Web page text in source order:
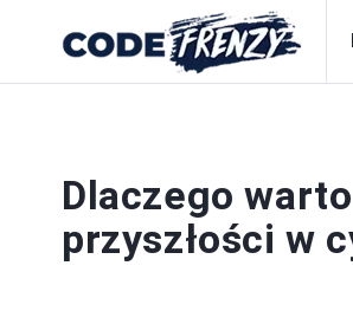
Dlaczego
przyszłości w